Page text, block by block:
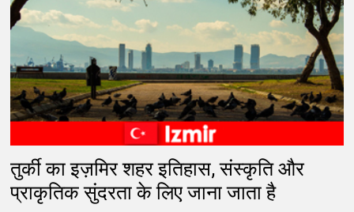
तुर्की का इज़मिर शहर इतिहास, संस्कृति और
प्राकृतिक सुंदरता के लिए जाना जाता है